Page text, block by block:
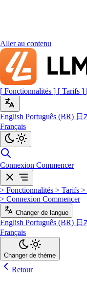
Aller au contenu
[ Fonctionnalités ] [ Tarifs ]
English Português (BR) 日
Français
Connexion Commencer
> Fonctionnalités > Tarifs >
> Connexion Commencer
Changer de langue
English Português (BR) 日
Français
Changer de thème
Retour